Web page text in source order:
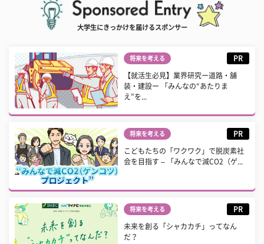
大学生にきっかけを届けるスポンサー
将来を考える PR
【就活生必見】業界研究ー道路・舗
装・建設ー 「みんなの“あたりま
え”を...
将来を考える PR
こどもたちの「ワクワク」で脱炭素社
会を目指す – 「みんなで減CO2（ゲ...
将来を考える PR
未来を創る「シャカカチ」ってなん
だ？